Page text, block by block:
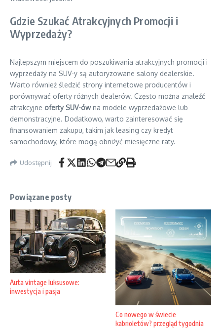
Gdzie Szukać Atrakcyjnych Promocji i
Wyprzedaży?
Najlepszym miejscem do poszukiwania atrakcyjnych promocji i
wyprzedaży na SUV-y są autoryzowane salony dealerskie.
Warto również śledzić strony internetowe producentów i
porównywać oferty różnych dealerów. Często można znaleźć
atrakcyjne oferty SUV-ówna modele wyprzedażowe lub
demonstracyjne. Dodatkowo, warto zainteresować się
finansowaniem zakupu, takim jak leasing czy kredyt
samochodowy, które mogą obniżyć miesięczne raty.
Udostępnij
Powiązane posty
Auta vintage luksusowe:
inwestycja i pasja
Co nowego w świecie
kabrioletów? przegląd tygodnia